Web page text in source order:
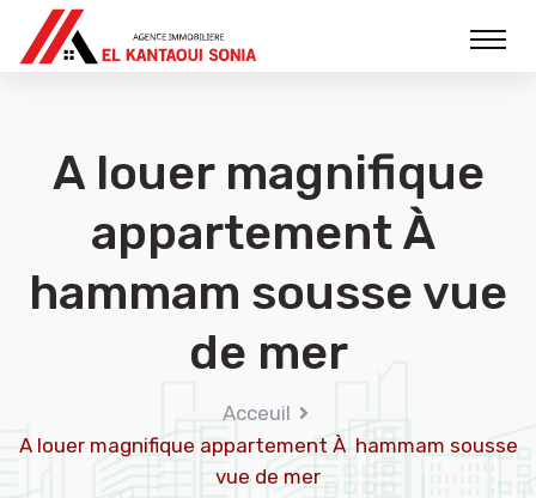
A louer magnifique
appartement À
hammam sousse vue
de mer
Acceuil
A louer magnifique appartement À hammam sousse
vue de mer